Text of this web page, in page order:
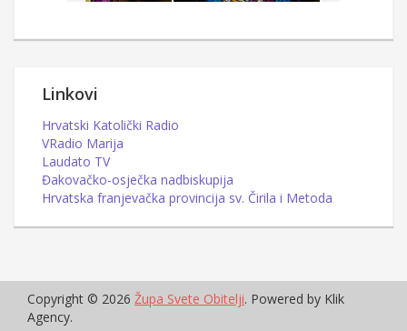
Linkovi
Hrvatski Katolički Radio
VRadio Marija
Laudato TV
Đakovačko-osječka nadbiskupija
Hrvatska franjevačka provincija sv. Čirila i Metoda
Copyright © 2026 Župa Svete Obitelji. Powered by Klik
Agency.